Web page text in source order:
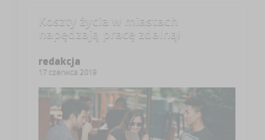
Koszty życia w miastach
napędzają pracę zdalną!
redakcja
17 czerwca 2019